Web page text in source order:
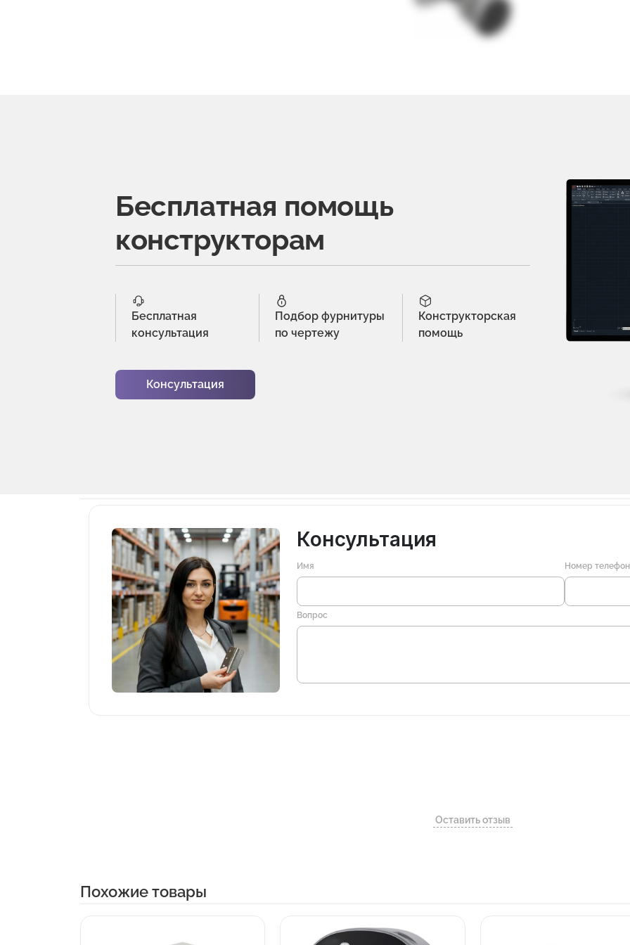
Бесплатная помощь
конструкторам
Бесплатная
консультация
Подбор фурнитуры
по чертежу
Конструкторская
помощь
Консультация
Консультация
Имя Номер
Вопрос
Оставить отзыв
Похожие товары